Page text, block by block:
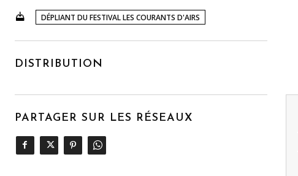
DÉPLIANT DU FESTIVAL LES COURANTS D'AIRS
DISTRIBUTION
PARTAGER SUR LES RÉSEAUX